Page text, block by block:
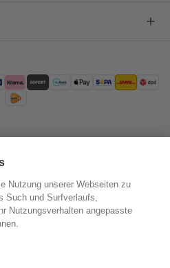
Nutzung unserer Webseiten zu
Such und Surfverlaufs,
Nutzungsverhalten angepasste